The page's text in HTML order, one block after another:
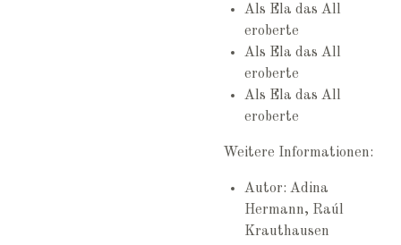
Als Ela das All
eroberte
Als Ela das All
eroberte
Als Ela das All
eroberte
Weitere Informationen:
Autor: Adina
Hermann, Raúl
Krauthausen